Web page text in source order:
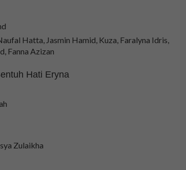
Hatta, Jasmin Hamid, Kuza, Faralyna Idris,
Fanna Azizan
Hati Eryna
Zulaikha